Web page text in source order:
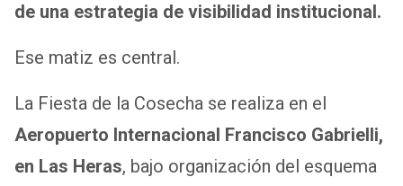
de una estrategia de visibilidad institucional.
Ese matiz es central.
La Fiesta de la Cosecha se realiza en el
Aeropuerto Internacional Francisco Gabrielli,
en Las Heras, bajo organización del esquema